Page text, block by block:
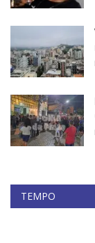
TEMPO